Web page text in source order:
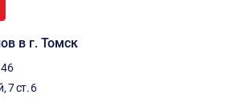
в г. Томск
7 ст. 6